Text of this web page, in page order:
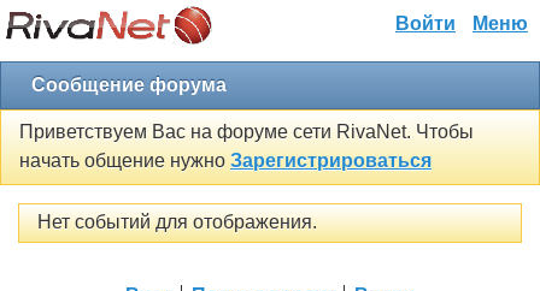
Войти Меню
Сообщение форума
Приветствуем Вас на форуме сети RivaNet. Чтобы
начать общение нужно Зарегистрироваться
Нет событий для отображения.